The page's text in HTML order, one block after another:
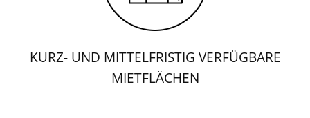
KURZ- UND MITTELFRISTIG VERFÜGBARE
MIETFLÄCHEN